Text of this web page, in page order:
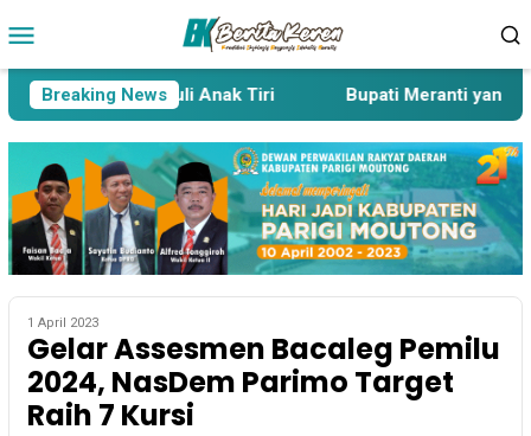
ke
Mobile
Breaking News
Dilaporkan Cabuli Anak Tiri Bupati Meranti yang
1 April 2023
Gelar Assesmen Bacaleg Pemilu
2024, NasDem Parimo Target
Raih 7 Kursi